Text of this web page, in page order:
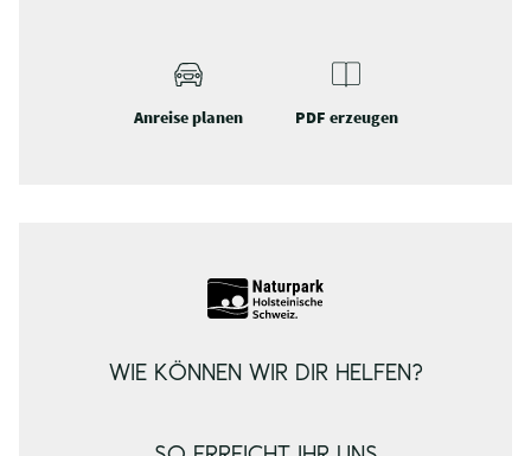
Anreise planen PDF erzeugen
WIE KÖNNEN WIR DIR HELFEN?